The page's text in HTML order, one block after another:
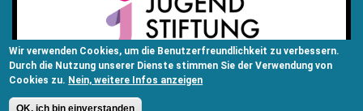
Wir verwenden Cookies, um die Benutzerfreundlichkeit zu verbessern.
Durch die Nutzung unserer Dienste stimmen Sie der Verwendung von
Cookies zu. Nein, weitere Infos anzeigen
OK, ich bin einverstanden